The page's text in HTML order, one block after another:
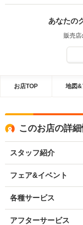
あなたの
販売店
お店TOP 地図&
このお店の詳
スタッフ紹介
フェア&イベント
各種サービス
アフターサービス